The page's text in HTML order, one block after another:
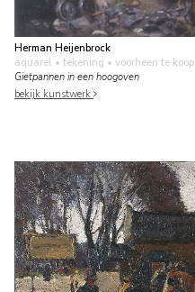
Herman Heijenbrock
aquarel • tekening • voorheen te koop
Gietpannen in een hoogoven
bekijk kunstwerk